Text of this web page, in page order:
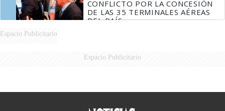
CONFLICTO POR LA CONCESIÓN
DE LAS 35 TERMINALES AÉREAS
DEL PAÍS
Espacio Publicitario
Espacio Publicitario